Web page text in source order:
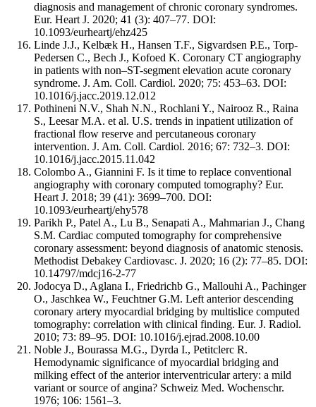
diagnosis and management of chronic coronary syndromes.
Eur. Heart J. 2020; 41 (3): 407–77. DOI:
10.1093/eurheartj/ehz425
Linde J.J., Kelbæk H., Hansen T.F., Sigvardsen P.E., Torp-
Pedersen C., Bech J., Kofoed K. Coronary CT angiography
in patients with non–ST-segment elevation acute coronary
syndrome. J. Am. Coll. Cardiol. 2020; 75: 453–63. DOI:
10.1016/j.jacc.2019.12.012
Pothineni N.V., Shah N.N., Rochlani Y., Nairooz R., Raina
S., Leesar M.A. et al. U.S. trends in inpatient utilization of
fractional flow reserve and percutaneous coronary
intervention. J. Am. Coll. Cardiol. 2016; 67: 732–3. DOI:
10.1016/j.jacc.2015.11.042
Colombo A., Giannini F. Is it time to replace conventional
angiography with coronary computed tomography? Eur.
Heart J. 2018; 39 (41): 3699–700. DOI:
10.1093/eurheartj/ehy578
Parikh P., Patel A., Lu B., Senapati A., Mahmarian J., Chang
S.M. Cardiac computed tomography for comprehensive
coronary assessment: beyond diagnosis of anatomic stenosis.
Methodist Debakey Cardiovasc. J. 2020; 16 (2): 77–85. DOI:
10.14797/mdcj16-2-77
Jodocya D., Aglana I., Friedrichb G., Mallouhi A., Pachinger
O., Jaschkea W., Feuchtner G.M. Left anterior descending
coronary artery myocardial bridging by multislice computed
tomography: correlation with clinical finding. Eur. J. Radiol.
2010; 73: 89–95. DOI: 10.1016/j.ejrad.2008.10.00
Noble J., Bourassa M.G., Dyrda I., Petitclerc R.
Hemodynamic significance of myocardial bridging and
milking effect of the anterior interventricular artery: a mild
variant or source of angina? Schweiz Med. Wochenschr.
1976; 106: 1561–3.